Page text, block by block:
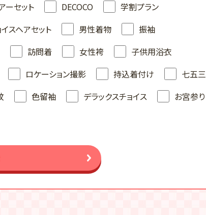
ーセット DECOCO
学割プラン
スヘアセット 男性着物
振袖
訪問着 女性袴
子供用浴衣
ロケーション撮影 持込着付け
七五三
色留袖 デラックスチョイス
お宮参り